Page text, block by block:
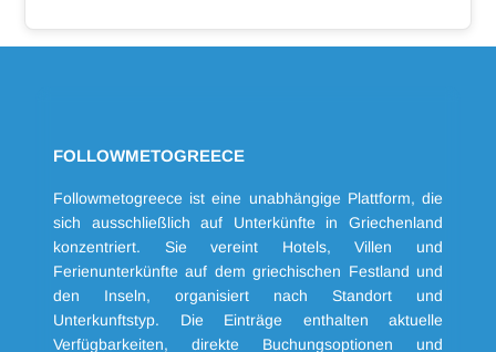
FOLLOWMETOGREECE
Followmetogreece ist eine unabhängige Plattform, die
sich ausschließlich auf Unterkünfte in Griechenland
konzentriert. Sie vereint Hotels, Villen und
Ferienunterkünfte auf dem griechischen Festland und
den Inseln, organisiert nach Standort und
Unterkunftstyp. Die Einträge enthalten aktuelle
Verfügbarkeiten, direkte Buchungsoptionen und